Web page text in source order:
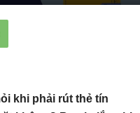
khi phải rút thẻ tín